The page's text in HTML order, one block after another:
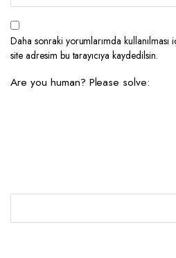
Daha sonraki yorumlarımda
site adresim bu tarayıcıya kaydedilsin.
Are you human? Please solve: